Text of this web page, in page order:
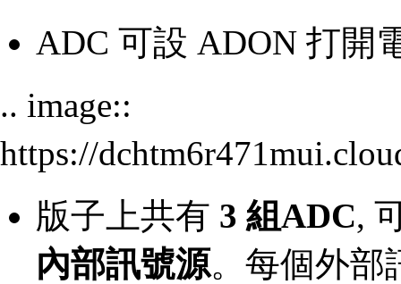
ADC 可設 ADON 打開
.. image::
https://
版子上共有 3 組ADC,
內部訊號源。每個外部